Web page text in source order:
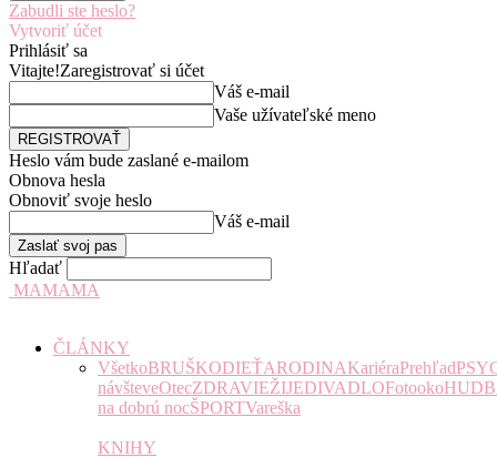
Zabudli ste heslo?
Vytvoriť účet
Prihlásiť sa
Vitajte!Zaregistrovať si účet
Váš e-mail
Vaše užívateľské meno
Heslo vám bude zaslané e-mailom
Obnova hesla
Obnoviť svoje heslo
Váš e-mail
Hľadať
MAMAMA
ČLÁNKY
VšetkoBRUŠKODIEŤARODINAKariéraPrehľad
návšteveOtecZDRAVIEŽIJEDIVADLOFotooko
na dobrú nocŠPORTVareška
KNIHY